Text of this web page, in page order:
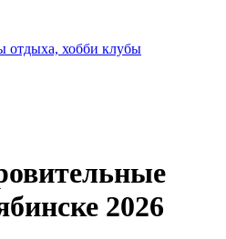
отдыха, хобби клубы
2026